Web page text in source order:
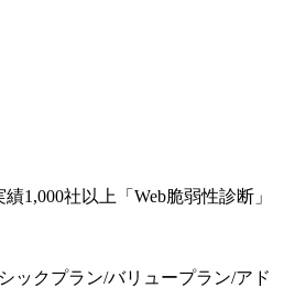
1,000社以上「Web脆弱性診断」
ックプラン/バリュープラン/アド